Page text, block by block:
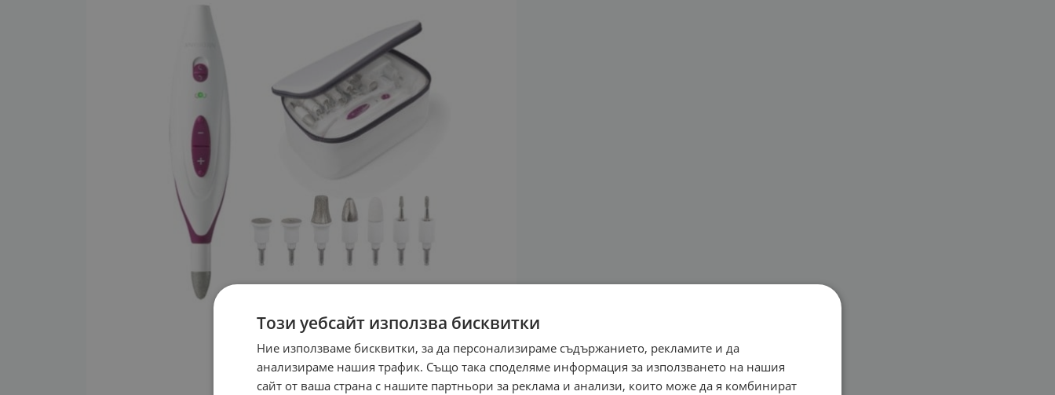
Този уебсайт използва бисквитки
Ние използваме бисквитки, за да персонализираме съдържанието, рекламите и да
анализираме нашия трафик. Също така споделяме информация за използването на нашия
сайт от ваша страна с нашите партньори за реклама и анализи, които може да я комбинират